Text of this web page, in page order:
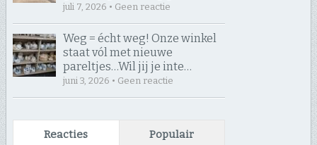
juli 7, 2026 • Geen reactie
Weg = écht weg! Onze winkel
staat vól met nieuwe
pareltjes… ​Wil jij je inte…
juni 3, 2026 • Geen reactie
Reacties Populair